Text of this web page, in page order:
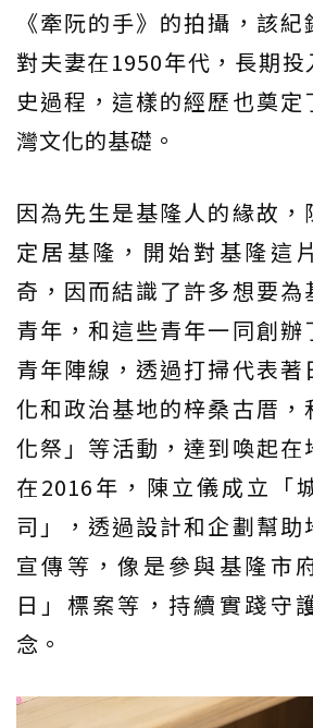
《牽阮的手》的拍攝，該
對夫妻在1950年代，長期
史過程，這樣的經歷也奠定
灣文化的基礎。
因為先生是基隆人的緣故，
定居基隆，開始對基隆這
奇，因而結識了許多想要為
青年，和這些青年一同創辦
青年陣線，透過打掃代表著
化和政治基地的梓桑古厝，
化祭」等活動，達到喚起在
在2016年，陳立儀成立「
司」，透過設計和企劃幫助
宣傳等，像是參與基隆市
日」標案等，持續實踐守
念。